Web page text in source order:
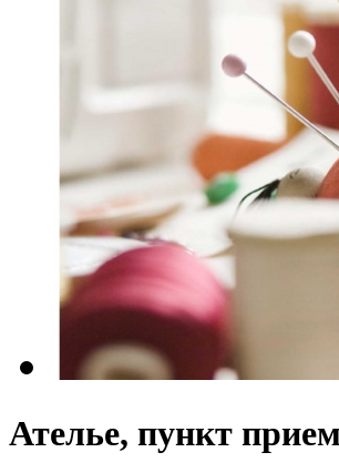
Ателье, пункт